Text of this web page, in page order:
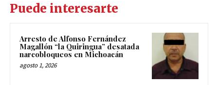
Puede interesarte
Arresto de Alfonso Fernández
Magallón “la Quiringua” desatada
narcobloqueos en Michoacán
agosto 1, 2026